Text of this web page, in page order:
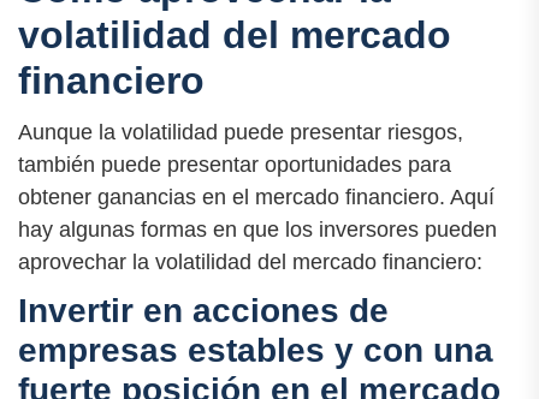
volatilidad del mercado
financiero
Aunque la volatilidad puede presentar riesgos,
también puede presentar oportunidades para
obtener ganancias en el mercado financiero. Aquí
hay algunas formas en que los inversores pueden
aprovechar la volatilidad del mercado financiero:
Invertir en acciones de
empresas estables y con una
fuerte posición en el mercado